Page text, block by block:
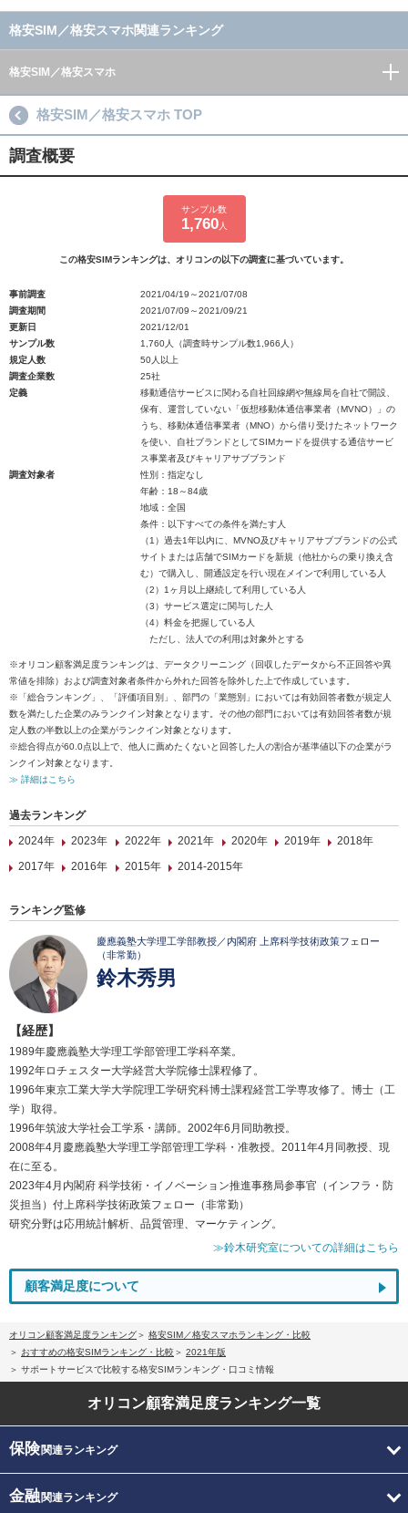
格安SIM／格安スマホ関連ランキング
格安SIM／格安スマホ
格安SIM／格安スマホ TOP
調査概要
サンプル数
1,760人
この格安SIMランキングは、オリコンの以下の調査に基づいています。
事前調査
2021/04/19～2021/07/08
調査期間
2021/07/09～2021/09/21
更新日
2021/12/01
サンプル数
1,760人（調査時サンプル数1,966人）
規定人数
50人以上
調査企業数
25社
定義
移動通信サービスに関わる自社回線網や無線局を自社で開設、
保有、運営していない「仮想移動体通信事業者（MVNO）」の
うち、移動体通信事業者（MNO）から借り受けたネットワーク
を使い、自社ブランドとしてSIMカードを提供する通信サービ
ス事業者及びキャリアサブブランド
調査対象者
性別：指定なし
年齢：18～84歳
地域：全国
条件：以下すべての条件を満たす人
（1）過去1年以内に、MVNO及びキャリアサブブランドの公式
サイトまたは店舗でSIMカードを新規（他社からの乗り換え含
む）で購入し、開通設定を行い現在メインで利用している人
（2）1ヶ月以上継続して利用している人
（3）サービス選定に関与した人
（4）料金を把握している人
ただし、法人での利用は対象外とする
※オリコン顧客満足度ランキングは、データクリーニング（回収したデータから不正回答や異
常値を排除）および調査対象者条件から外れた回答を除外した上で作成しています。
※「総合ランキング」、「評価項目別」、部門の「業態別」においては有効回答者数が規定人
数を満たした企業のみランクイン対象となります。その他の部門においては有効回答者数が規
定人数の半数以上の企業がランクイン対象となります。
※総合得点が60.0点以上で、他人に薦めたくないと回答した人の割合が基準値以下の企業がラ
ンクイン対象となります。
≫ 詳細はこちら
過去ランキング
2024年
2023年 2022年 2021年 2020年 2019年
2018年
2017年
2016年 2015年 2014-2015年
ランキング監修
慶應義塾大学理工学部教授／内閣府 上席科学技術政策フェロー
（非常勤）
鈴木秀男
【経歴】
1989年慶應義塾大学理工学部管理工学科卒業。
1992年ロチェスター大学経営大学院修士課程修了。
1996年東京工業大学大学院理工学研究科博士課程経営工学専攻修了。博士（工
学）取得。
1996年筑波大学社会工学系・講師。2002年6月同助教授。
2008年4月慶應義塾大学理工学部管理工学科・准教授。2011年4月同教授、現
在に至る。
2023年4月内閣府 科学技術・イノベーション推進事務局参事官（インフラ・防
災担当）付上席科学技術政策フェロー（非常勤）
研究分野は応用統計解析、品質管理、マーケティング。
≫鈴木研究室についての詳細はこちら
顧客満足度について
オリコン顧客満足度ランキング
格安SIM／格安スマホランキング・比較
おすすめの格安SIMランキング・比較
2021年版
サポートサービスで比較する格安SIMランキング・口コミ情報
オリコン顧客満足度ランキング一覧
保険関連ランキング
金融関連ランキング